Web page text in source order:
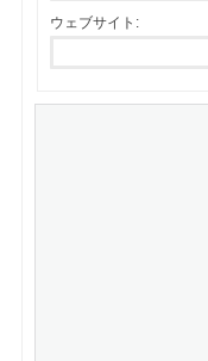
ウェブサイト: